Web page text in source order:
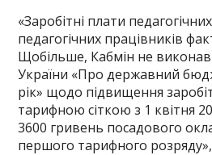
«Заробітні плати
педагогічних працівників
Щобільше, Кабмін не
України «Про державний
рік» щодо підвищення
тарифною сіткою з 1 квітня
3600 гривень посадового
першого тарифного